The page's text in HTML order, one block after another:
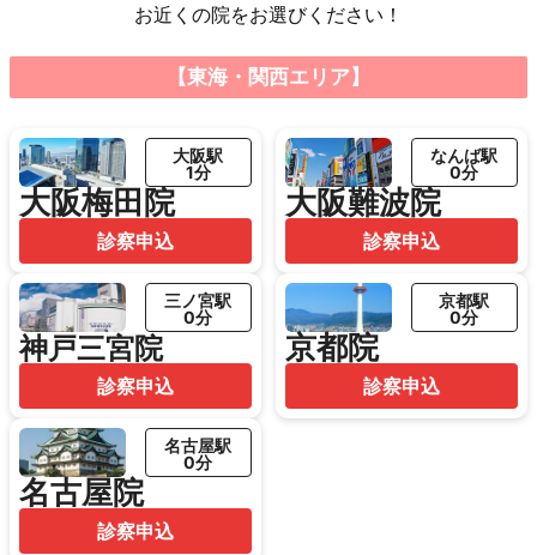
お近くの院をお選びください！
【東海・関西エリア】
大阪梅田院
大阪駅
1分
診察申込
大阪難波院
なんば駅
0分
診察申込
神戸三宮院
三ノ宮駅
0分
診察申込
京都院
京都駅
0分
診察申込
名古屋院
名古屋駅
0分
診察申込